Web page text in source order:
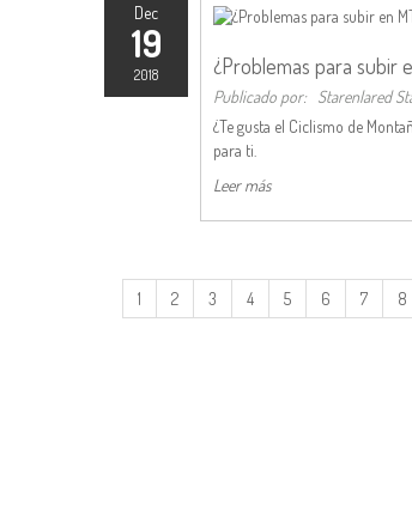
Dec
19
2018 ¿Problemas para subir
Publicado por: Starenlared
¿Te gusta el Ciclismo de
para ti.
Leer más
1 2 3 4 5 6 7 8